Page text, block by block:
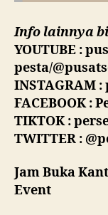
Info lainnya
YOUTUBE :
pesta/
INSTAGRAM
FACEBOOK :
TIKTOK :
TWITTER :
Jam Buka
Event